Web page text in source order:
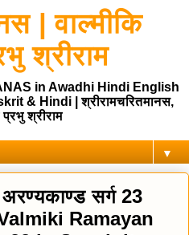
| वाल्मीकि
श्रीराम
in Awadhi Hindi English
& Hindi | श्रीरामचरितमानस,
प्रभु श्रीराम
▼
अरण्यकाण्ड सर्ग 23
Ramayan